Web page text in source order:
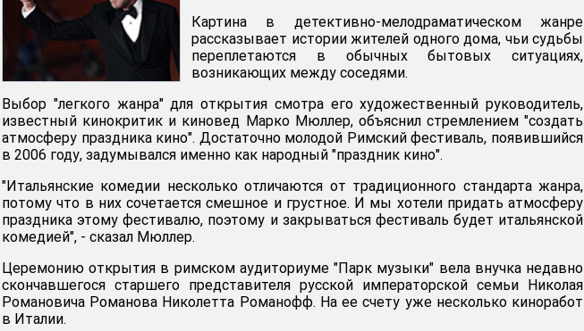
Картина в детективно-мелодраматическом жанре
рассказывает истории жителей одного дома, чьи судьбы
переплетаются в обычных бытовых ситуациях,
возникающих между соседями.
Выбор "легкого жанра" для открытия смотра его художественный руководитель,
известный кинокритик и киновед Марко Мюллер, объяснил стремлением "создать
атмосферу праздника кино". Достаточно молодой Римский фестиваль, появившийся
в 2006 году, задумывался именно как народный "праздник кино".
"Итальянские комедии несколько отличаются от традиционного стандарта жанра,
потому что в них сочетается смешное и грустное. И мы хотели придать атмосферу
праздника этому фестивалю, поэтому и закрываться фестиваль будет итальянской
комедией", - сказал Мюллер.
Церемонию открытия в римском аудиториуме "Парк музыки" вела внучка недавно
скончавшегося старшего представителя русской императорской семьи Николая
Романовича Романова Николетта Романофф. На ее счету уже несколько киноработ
в Италии.